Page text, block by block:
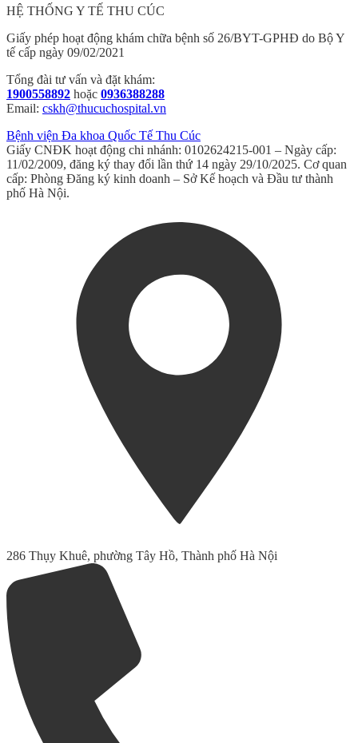
HỆ THỐNG Y TẾ THU CÚC
Giấy phép hoạt động khám chữa bệnh số 26/BYT-GPHĐ do Bộ Y
tế cấp ngày 09/02/2021
Tổng đài tư vấn và đặt khám:
1900558892 hoặc 0936388288
Email: cskh@thucuchospital.vn
Bệnh viện Đa khoa Quốc Tế Thu Cúc
Giấy CNĐK hoạt động chi nhánh: 0102624215-001 – Ngày cấp:
11/02/2009, đăng ký thay đổi lần thứ 14 ngày 29/10/2025. Cơ quan
cấp: Phòng Đăng ký kinh doanh – Sở Kế hoạch và Đầu tư thành
phố Hà Nội.
286 Thụy Khuê, phường Tây Hồ, Thành phố Hà Nội